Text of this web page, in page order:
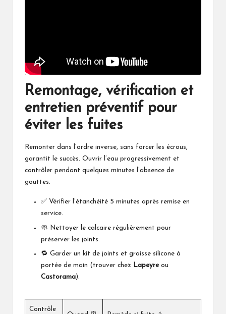
Remontage, vérification et
entretien préventif pour
éviter les fuites
Remonter dans l’ordre inverse, sans forcer les écrous,
garantit le succès. Ouvrir l’eau progressivement et
contrôler pendant quelques minutes l’absence de
gouttes.
✅ Vérifier l’étanchéité 5 minutes après remise en
service.
🧼 Nettoyer le calcaire régulièrement pour
préserver les joints.
🔁 Garder un kit de joints et graisse silicone à
portée de main (trouver chez
Lapeyreou
Castorama).
Contrôle